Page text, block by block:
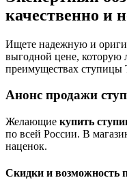
качественно и
Ищете надежную и
выгодной цене, которую
преимуществах ступицы
Анонс продажи
Желающие купить
по всей России. В
наценок.
Скидки и возможность